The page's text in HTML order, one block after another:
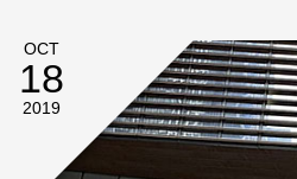
OCT
18
2019